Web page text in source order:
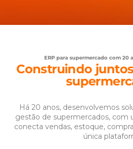
ERP para supermercado com 20
Construindo
Há 20 anos, desenvolvemos
gestão de supermercados, com
conecta vendas, estoque,
única